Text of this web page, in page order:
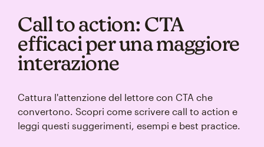
Call to action: CTA
efficaci per una maggiore
interazione
Cattura l'attenzione del lettore con CTA che
convertono. Scopri come scrivere call to action e
leggi questi suggerimenti, esempi e best practice.